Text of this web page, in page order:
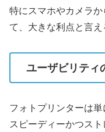
特にスマホやカメラ
て、大きな利点と言え
ユーザビリティ
フォトプリンターは
スピーディーかつス